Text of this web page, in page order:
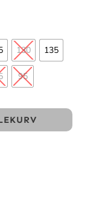
130 135
95